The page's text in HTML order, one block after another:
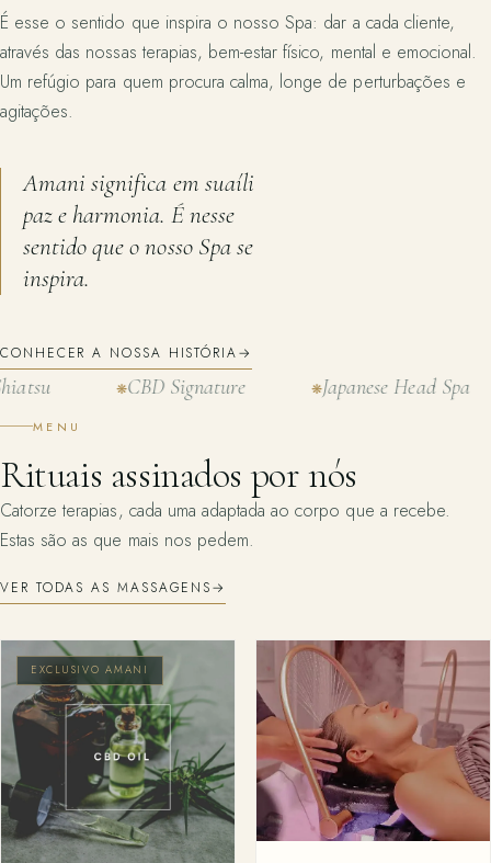
É esse o sentido que inspira o nosso Spa: dar a cada cliente,
através das nossas terapias, bem-estar físico, mental e emocional.
Um refúgio para quem procura calma, longe de perturbações e
agitações.
Amani significa em suaíli
paz e harmonia. É nesse
sentido que o nosso Spa se
inspira.
CONHECER A NOSSA HISTÓRIA→
CBD Signature Japanese Head Spa
MENU
Rituais assinados por nós
Catorze terapias, cada uma adaptada ao corpo que a recebe.
Estas são as que mais nos pedem.
VER TODAS AS MASSAGENS→
EXCLUSIVO AMANI